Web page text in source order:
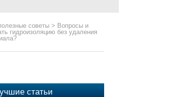
советы > Вопросы и
гидроизоляцию без удаления
статьи